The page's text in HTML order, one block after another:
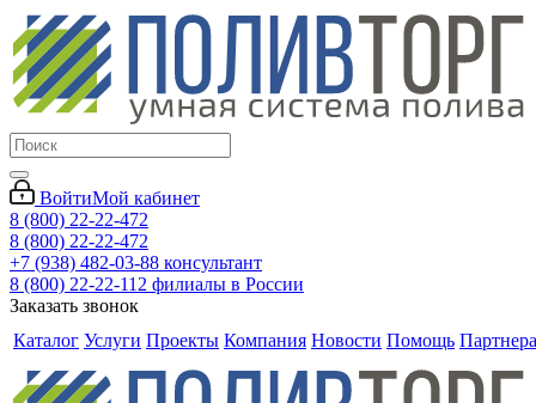
ВойтиМой кабинет
8 (800) 22-22-472
8 (800) 22-22-472
+7 (938) 482-03-88 консультант
8 (800) 22-22-112 филиалы в России
Заказать звонок
Каталог Услуги Проекты Компания Новости Помощь